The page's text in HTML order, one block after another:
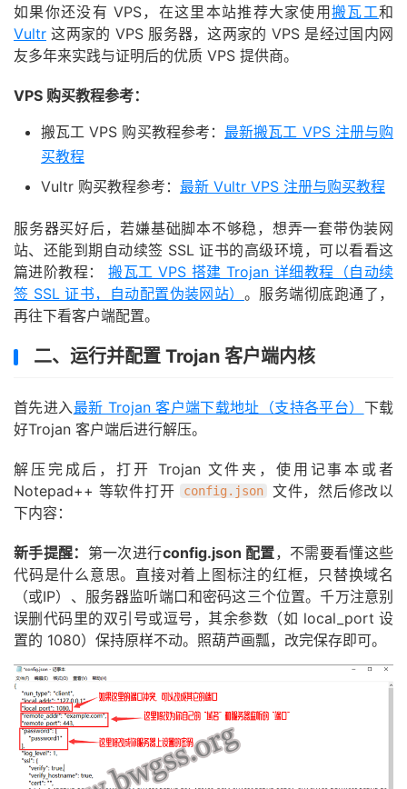
如果你还没有 VPS，在这里本站推荐大家使用搬瓦工和
Vultr 这两家的 VPS 服务器，这两家的 VPS 是经过国内网
友多年来实践与证明后的优质 VPS 提供商。
VPS 购买教程参考：
搬瓦工 VPS 购买教程参考：最新搬瓦工 VPS 注册与购
买教程
Vultr 购买教程参考： 最新 Vultr VPS 注册与购买教程
服务器买好后，若嫌基础脚本不够稳，想弄一套带伪装网
站、还能到期自动续签 SSL 证书的高级环境，可以看看这
篇进阶教程：搬瓦工 VPS 搭建 Trojan 详细教程（自动续
签 SSL 证书，自动配置伪装网站） 。服务端彻底跑通了，
再往下看客户端配置。
二、运行并配置 Trojan 客户端内核
首先进入最新 Trojan 客户端下载地址（支持各平台） 下载
好Trojan 客户端后进行解压。
解压完成后，打开 Trojan 文件夹，使用记事本或者
Notepad++ 等软件打开
config.json
文件，然后修改以
下内容：
新手提醒： 第一次进行config.json 配置，不需要看懂这些
代码是什么意思。直接对着上图标注的红框，只替换域名
（或IP）、服务器监听端口和密码这三个位置。千万注意别
误删代码里的双引号或逗号，其余参数（如 local_port 设
置的 1080）保持原样不动。照葫芦画瓢，改完保存即可。